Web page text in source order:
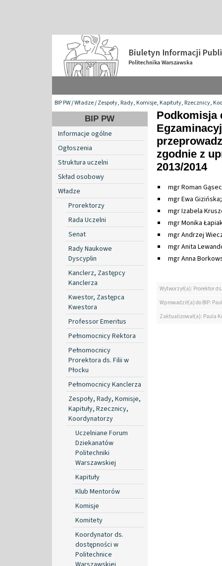
BIP PW/Władze/Zespoły, Rady, Komisje, Kapituły, Rzecznicy,
BIP PW
Informacje ogólne
Ogłoszenia
Struktura uczelni
Skład osobowy
Władze
Prorektorzy
Rada Uczelni
Senat
Rady Naukowe
Dyscyplin
Kanclerz, Zastępcy
Kanclerza
Kwestor, Zastępca
Kwestora
Professor Emeritus
Pełnomocnicy Rektora
Pełnomocnicy
Prorektora ds. Filii w
Płocku
Pełnomocnicy Kanclerza
Zespoły, Rady, Komisje,
Kapituły, Rzecznicy,
Koordynatorzy
Uczelniane Forum
Dziekanatów
Politechniki
Warszawskiej
Kapituły
Klub Mentorów
Komisje
Komitety
Koordynator ds.
dostępności w
Politechnice
Podkomisja
zgodnie z
2013/2014
mgr Roman
mgr Ewa Gizińska;
mgr Izabela
mgr Monika
mgr Andrzej
mgr Anita
mgr Anna
Wytworzył(a): Prorektor
Wprowadził(a) do BIP:
Zaktualizował(a): Paula